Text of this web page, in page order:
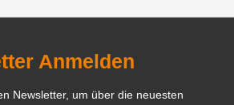
Anmelden
Newsletter, um über die neuesten